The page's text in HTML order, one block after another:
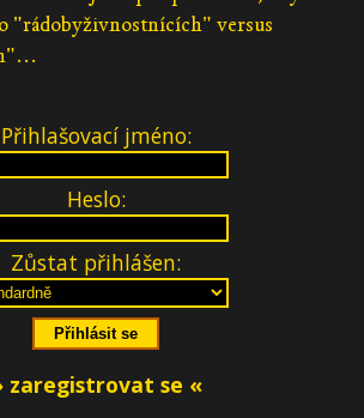
"rádobyživnostnících" versus
Přihlašovací jméno:
Heslo:
Zůstat přihlášen:
zaregistrovat se «